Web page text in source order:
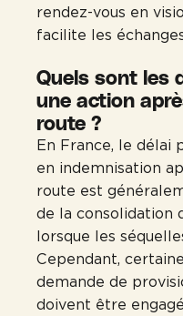
rendez-vous en
facilite les
Quels sont les
une action
route ?
En France, le délai
en indemnisation
route est
de la consolidation
lorsque les
Cependant,
demande de
doivent être